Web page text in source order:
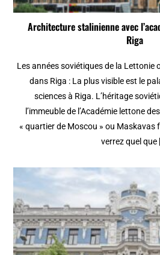
Architecture stalinienne avec
Riga
Les années soviétiques de la Lettonie
dans Riga : La plus visible est le
sciences à Riga. L’héritage
l’immeuble de l’Académie lettone
« quartier de Moscou » ou Maskavas
verrez quel que